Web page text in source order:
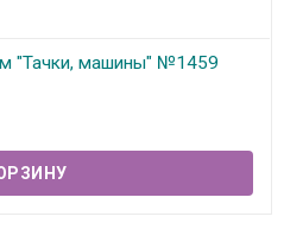
"Тачки, машины" №1459